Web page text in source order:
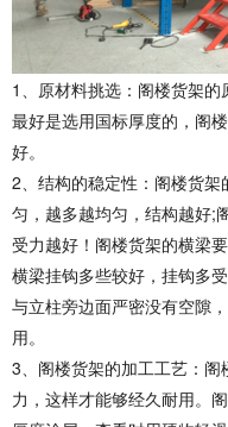
1、原材料挑选：阁楼货架
最好是选用国标厚度的，阁
好。
2、结构的稳定性：阁楼货
匀，越多越均匀，结构越好;
受力越好！阁楼货架的横梁
横梁挂钩多些较好，挂钩多
与立柱旁边面严密没有空隙
用。
3、阁楼货架的加工工艺：
力，这样才能够经久耐用。